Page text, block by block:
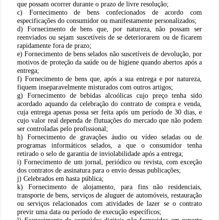
que possam ocorrer durante o prazo de livre resolução;
c) Fornecimento de bens confecionados de acordo com
especificações do consumidor ou manifestamente personalizados;
d) Fornecimento de bens que, por natureza, não possam ser
reenviados ou sejam suscetíveis de se deteriorarem ou de ficarem
rapidamente fora de prazo;
e) Fornecimento de bens selados não suscetíveis de devolução, por
motivos de proteção da saúde ou de higiene quando abertos após a
entrega;
f) Fornecimento de bens que, após a sua entrega e por natureza,
fiquem inseparavelmente misturados com outros artigos;
g) Fornecimento de bebidas alcoólicas cujo preço tenha sido
acordado aquando da celebração do contrato de compra e venda,
cuja entrega apenas possa ser feita após um período de 30 dias, e
cujo valor real dependa de flutuações do mercado que não podem
ser controladas pelo profissional;
h) Fornecimento de gravações áudio ou vídeo seladas ou de
programas informáticos selados, a que o consumidor tenha
retirado o selo de garantia de inviolabilidade após a entrega;
i) Fornecimento de um jornal, periódico ou revista, com exceção
dos contratos de assinatura para o envio dessas publicações;
j) Celebrados em hasta pública;
k) Fornecimento de alojamento, para fins não residenciais,
transporte de bens, serviços de aluguer de automóveis, restauração
ou serviços relacionados com atividades de lazer se o contrato
previr uma data ou período de execução específicos;